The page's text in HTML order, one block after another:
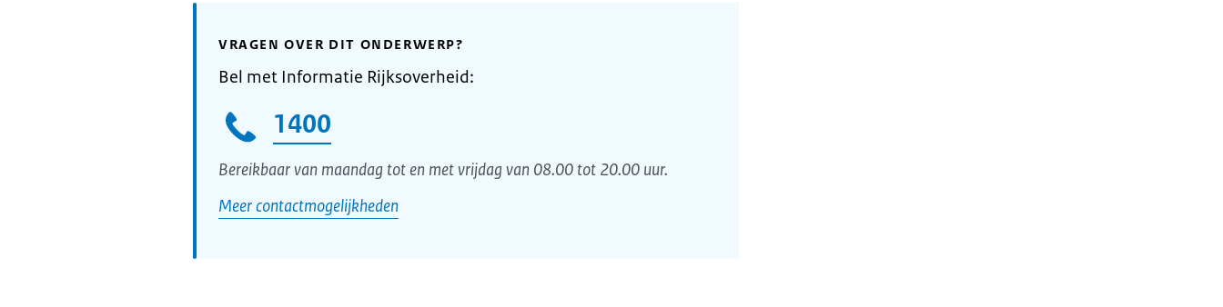
VRAGEN OVER DIT ONDERWERP?
Bel met Informatie Rijksoverheid:
1400
Bereikbaar van maandag tot en met vrijdag van 08.00 tot 20.00 uur.
Meer contactmogelijkheden